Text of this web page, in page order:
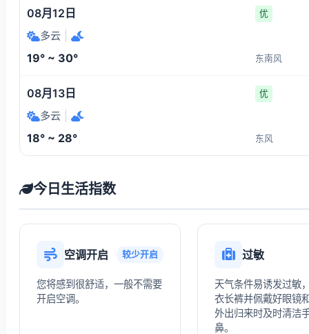
08月12日 优
多云
19° ~ 30° 东南风
08月13日 优
多云
18° ~ 28° 东风
今日生活指数
空调开启 较少开启
您将感到很舒适，一般不需要
开启空调。
过敏
天气条件易诱发过敏
衣长裤并佩戴好眼镜
外出归来时及时清洁
鼻。